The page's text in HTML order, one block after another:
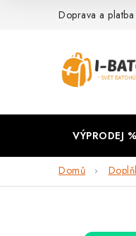
Doprava a platba
VÝPRODEJ %
Domů